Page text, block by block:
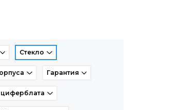
Стекло
Гарантия
циферблата